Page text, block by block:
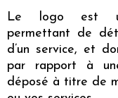
Le logo est
permettant de
d’un service, et
par rapport à
déposé à titre de